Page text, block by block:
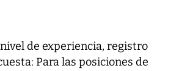
de experiencia, registro
Para las posiciones de